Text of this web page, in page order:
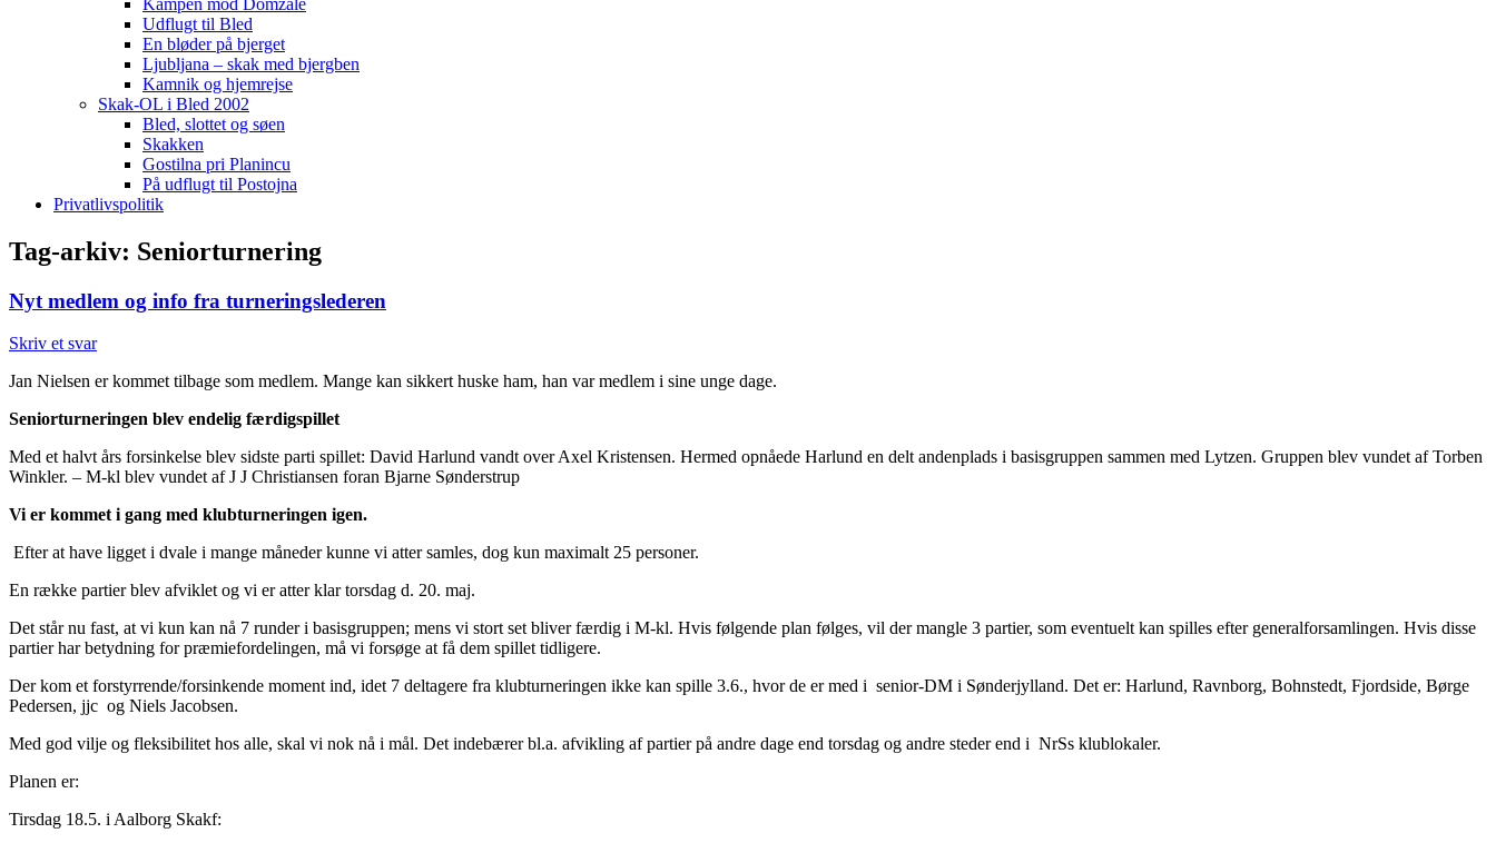
Udflugt til Bled
En bløder på bjerget
Ljubljana – skak med bjergben
Kamnik og hjemrejse
Skak-OL i Bled 2002
Bled, slottet og søen
Skakken
Gostilna pri Planincu
På udflugt til Postojna
Privatlivspolitik
Tag-arkiv: Seniorturnering
Nyt medlem og info fra turneringslederen
Skriv et svar
Jan Nielsen er kommet tilbage som medlem. Mange kan sikkert huske ham, han var medlem i sine unge dage.
Seniorturneringen blev endelig færdigspillet
Med et halvt års forsinkelse blev sidste parti spillet: David Harlund vandt over Axel Kristensen. Hermed opnåede Harlund en delt andenplads i basisgruppen sammen med Lytzen. Gruppen blev vundet af Torben
Winkler. – M-kl blev vundet af J J Christiansen foran Bjarne Sønderstrup
Vi er kommet i gang med klubturneringen igen.
Efter at have ligget i dvale i mange måneder kunne vi atter samles, dog kun maximalt 25 personer.
En række partier blev afviklet og vi er atter klar torsdag d. 20. maj.
Det står nu fast, at vi kun kan nå 7 runder i basisgruppen; mens vi stort set bliver færdig i M-kl. Hvis følgende plan følges, vil der mangle 3 partier, som eventuelt kan spilles efter generalforsamlingen. Hvis disse
partier har betydning for præmiefordelingen, må vi forsøge at få dem spillet tidligere.
Der kom et forstyrrende/forsinkende moment ind, idet 7 deltagere fra klubturneringen ikke kan spille 3.6., hvor de er med i senior-DM i Sønderjylland. Det er: Harlund, Ravnborg, Bohnstedt, Fjordside, Børge
Pedersen, jjc og Niels Jacobsen.
Med god vilje og fleksibilitet hos alle, skal vi nok nå i mål. Det indebærer bl.a. afvikling af partier på andre dage end torsdag og andre steder end i NrSs klublokaler.
Planen er:
Tirsdag 18.5. i Aalborg Skakf: